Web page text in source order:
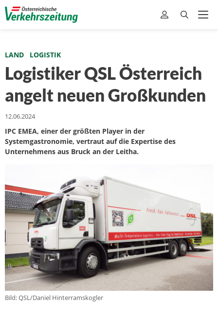
LAND LOGISTIK
Logistiker QSL Österreich
angelt neuen Großkunden
12.06.2024
IPC EMEA, einer der größten Player in der
Systemgastronomie, vertraut auf die Expertise des
Unternehmens aus Bruck an der Leitha.
Bild: QSL/Daniel Hinterramskogler